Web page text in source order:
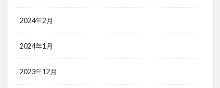
2024年2月
2024年1月
2023年12月